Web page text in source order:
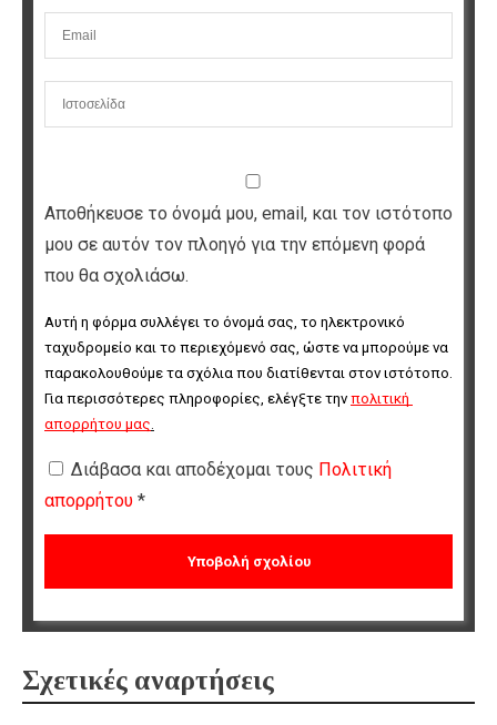
Αποθήκευσε το όνομά μου, email, και τον ιστότοπο
μου σε αυτόν τον πλοηγό για την επόμενη φορά
που θα σχολιάσω.
Αυτή η φόρμα συλλέγει το όνομά σας, το ηλεκτρονικό
ταχυδρομείο και το περιεχόμενό σας, ώστε να μπορούμε να
παρακολουθούμε τα σχόλια που διατίθενται στον ιστότοπο.
Για περισσότερες πληροφορίες, ελέγξτε την πολιτική
απορρήτου μας.
Διάβασα και αποδέχομαι τους Πολιτική
απορρήτου *
Σχετικές αναρτήσεις